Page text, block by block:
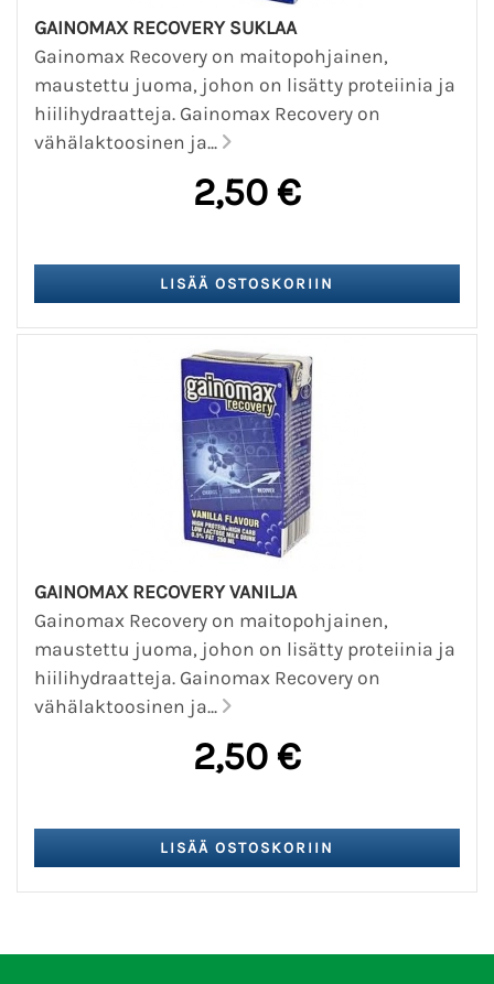
GAINOMAX RECOVERY SUKLAA
Gainomax Recovery on maitopohjainen,
maustettu juoma, johon on lisätty proteiinia ja
hiilihydraatteja. Gainomax Recovery on
vähälaktoosinen ja...
2,50 €
GAINOMAX RECOVERY VANILJA
Gainomax Recovery on maitopohjainen,
maustettu juoma, johon on lisätty proteiinia ja
hiilihydraatteja. Gainomax Recovery on
vähälaktoosinen ja...
2,50 €